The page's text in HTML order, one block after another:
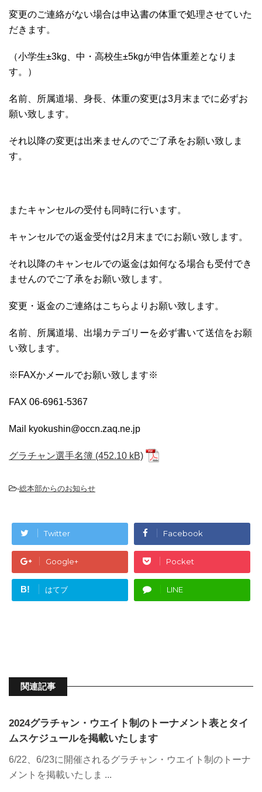
変更のご連絡がない場合は申込書の体重で処理させていた
だきます。
（小学生±3kg、中・高校生±5kgが申告体重差となりま
す。）
名前、所属道場、身長、体重の変更は3月末までに必ずお
願い致します。
それ以降の変更は出来ませんのでご了承をお願い致しま
す。
またキャンセルの受付も同時に行います。
キャンセルでの返金受付は2月末までにお願い致します。
それ以降のキャンセルでの返金は如何なる場合も受付でき
ませんのでご了承をお願い致します。
変更・返金のご連絡はこちらよりお願い致します。
名前、所属道場、出場カテゴリーを必ず書いて送信をお願
い致します。
※FAXかメールでお願い致します※
FAX 06-6961-5367
Mail kyokushin@occn.zaq.ne.jp
グラチャン選手名簿
-総本部からのお知らせ
Twitter Facebook
Google+ Pocket
B! はてブ LINE
関連記事
2024グラチャン・ウエイト制のトーナメント表とタイ
ムスケジュールを掲載いたします
6/22、6/23に開催されるグラチャン・ウエイト制のトーナ
メントを掲載いたしま ...